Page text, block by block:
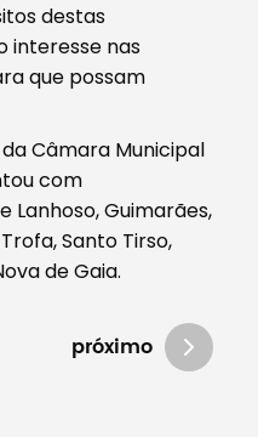
destas
interesse nas
que possam
Câmara Municipal
com
Lanhoso, Guimarães,
Santo Tirso,
de Gaia.
próximo